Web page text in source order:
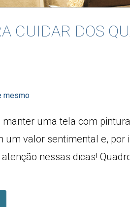
CUIDAR DOS
mesmo
manter uma tela com
um valor sentimental e,
nessas dicas!